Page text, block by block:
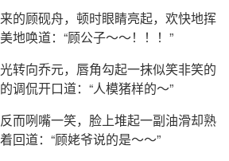
的顾砚舟，顿时眼睛亮起，欢快地挥
地唤道：“顾公子～～！！！”
转向乔元，唇角勾起一抹似笑非笑的
调侃开口道：“人模猪样的～”
而咧嘴一笑，脸上堆起一副油滑却熟
回道：“顾姥爷说的是～～”